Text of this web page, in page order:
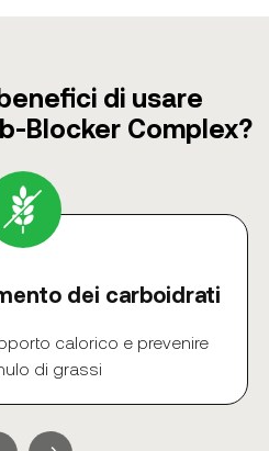
di usare
Blocker Complex?
dei carboidrati
calorico e prevenire
di grassi